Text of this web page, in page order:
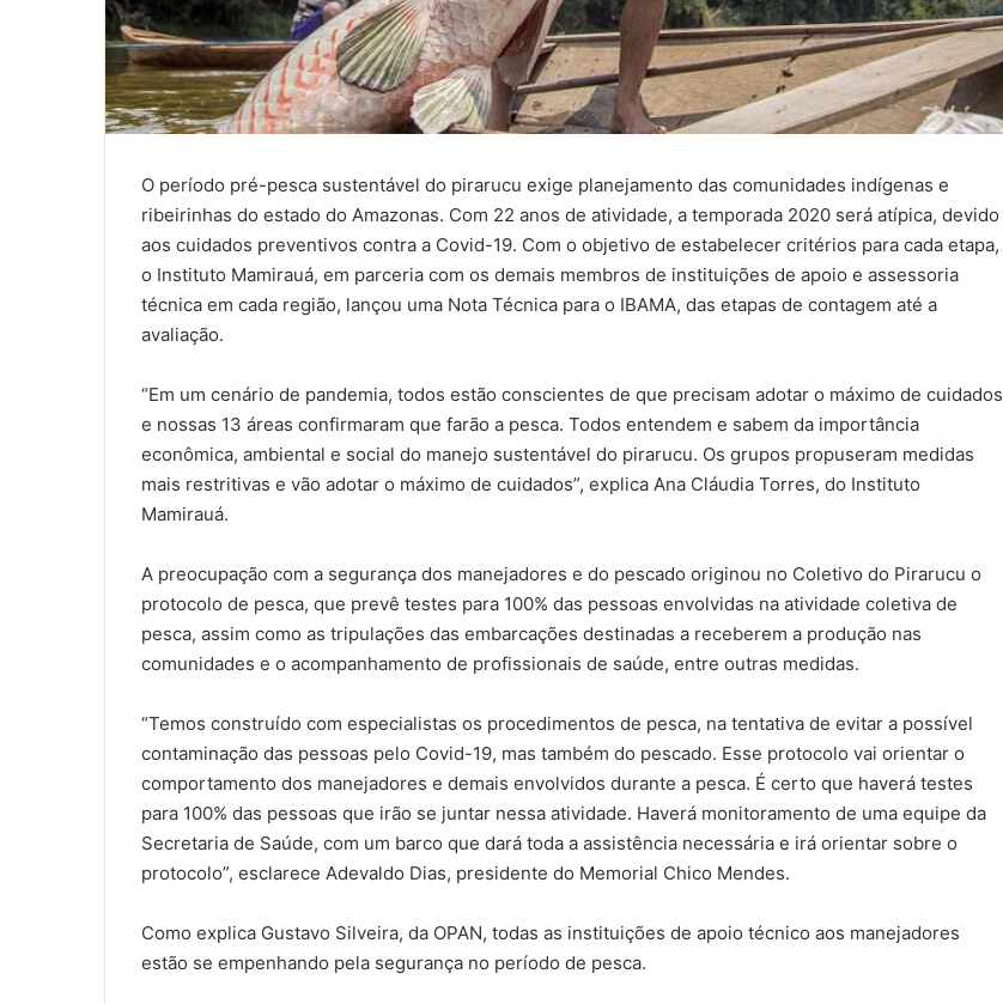
O período pré-pesca sustentável do pirarucu exige planejamento das comunidades indígenas e
ribeirinhas do estado do Amazonas. Com 22 anos de atividade, a temporada 2020 será atípica, devido
aos cuidados preventivos contra a Covid-19. Com o objetivo de estabelecer critérios para cada etapa,
o Instituto Mamirauá, em parceria com os demais membros de instituições de apoio e assessoria
técnica em cada região, lançou uma Nota Técnica para o IBAMA, das etapas de contagem até a
avaliação.
“Em um cenário de pandemia, todos estão conscientes de que precisam adotar o máximo de cuidados
e nossas 13 áreas confirmaram que farão a pesca. Todos entendem e sabem da importância
econômica, ambiental e social do manejo sustentável do pirarucu. Os grupos propuseram medidas
mais restritivas e vão adotar o máximo de cuidados”, explica Ana Cláudia Torres, do Instituto
Mamirauá.
A preocupação com a segurança dos manejadores e do pescado originou no Coletivo do Pirarucu o
protocolo de pesca, que prevê testes para 100% das pessoas envolvidas na atividade coletiva de
pesca, assim como as tripulações das embarcações destinadas a receberem a produção nas
comunidades e o acompanhamento de profissionais de saúde, entre outras medidas.
“Temos construído com especialistas os procedimentos de pesca, na tentativa de evitar a possível
contaminação das pessoas pelo Covid-19, mas também do pescado. Esse protocolo vai orientar o
comportamento dos manejadores e demais envolvidos durante a pesca. É certo que haverá testes
para 100% das pessoas que irão se juntar nessa atividade. Haverá monitoramento de uma equipe da
Secretaria de Saúde, com um barco que dará toda a assistência necessária e irá orientar sobre o
protocolo”, esclarece Adevaldo Dias, presidente do Memorial Chico Mendes.
Como explica Gustavo Silveira, da OPAN, todas as instituições de apoio técnico aos manejadores
estão se empenhando pela segurança no período de pesca.